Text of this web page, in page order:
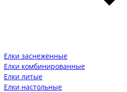
Елки заснеженные
Елки комбинированные
Елки литые
Елки настольные